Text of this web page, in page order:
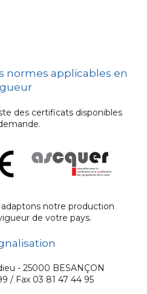
normes applicables en
des certificats disponibles
adaptons notre production
de votre pays.
- 25000 BESANÇON
/ Fax 03 81 47 44 95